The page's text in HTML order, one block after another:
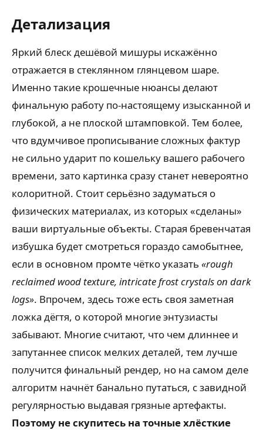
Детализация
Яркий блеск дешёвой мишуры искажённо
отражается в стеклянном глянцевом шаре.
Именно такие крошечные нюансы делают
финальную работу по-настоящему изысканной и
глубокой, а не плоской штамповкой. Тем более,
что вдумчивое прописывание сложных фактур
не сильно ударит по кошельку вашего рабочего
времени, зато картинка сразу станет невероятно
колоритной. Стоит серьёзно задуматься о
физических материалах, из которых «сделаны»
ваши виртуальные объекты. Старая бревенчатая
избушка будет смотреться гораздо самобытнее,
если в основном промте чётко указать «rough
reclaimed wood texture, intricate frost crystals on dark
logs». Впрочем, здесь тоже есть своя заметная
ложка дёгтя, о которой многие энтузиасты
забывают. Многие считают, что чем длиннее и
запутаннее список мелких деталей, тем лучше
получится финальный рендер, но на самом деле
алгоритм начнёт банально путаться, с завидной
регулярностью выдавая грязные артефакты.
Поэтому не скупитесь на точные хлёсткие